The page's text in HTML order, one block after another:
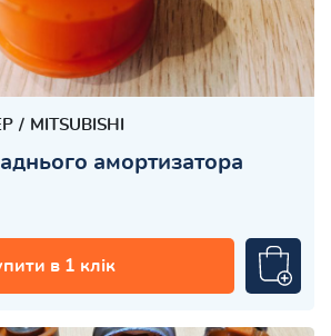
MITSUBISHI
амортизатора
в 1 клік